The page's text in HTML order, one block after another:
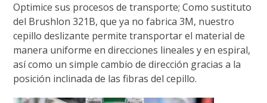
Optimice sus procesos de transporte; Como sustituto
del Brushlon 321B, que ya no fabrica 3M, nuestro
cepillo deslizante permite transportar el material de
manera uniforme en direcciones lineales y en espiral,
así como un simple cambio de dirección gracias a la
posición inclinada de las fibras del cepillo.